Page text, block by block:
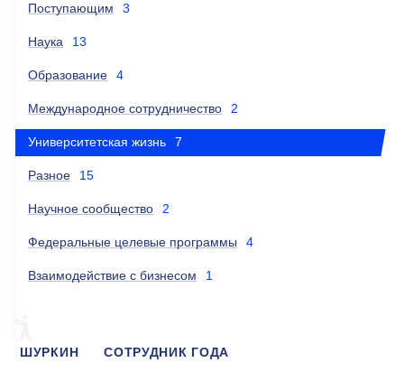
Поступающим 3
Наука 13
Образование 4
Международное сотрудничество 2
Университетская жизнь 7
Разное 15
Научное сообщество 2
Федеральные целевые программы 4
Взаимодействие с бизнесом 1
ШУРКИН СОТРУДНИК ГОДА